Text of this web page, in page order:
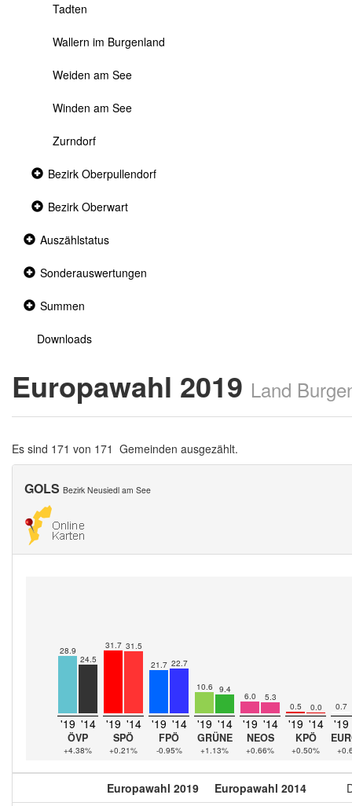
Tadten
Wallern im Burgenland
Weiden am See
Winden am See
Zurndorf
Collapsed
Bezirk Oberpullendorf
Collapsed
Bezirk Oberwart
Collapsed
Auszählstatus
Collapsed
Sonderauswertungen
Collapsed
Summen
Downloads
Europawahl 2019 Land
Es sind 171 von 171 Gemeinden ausgezählt.
GOLS Bezirk Neusiedl am See
28.9
24.5
'19 '14
ÖVP
+4.38%
31.7 31.5
'19 '14
SPÖ
+0.21%
21.7 22.7
'19 '14
FPÖ
-0.95%
10.6 9.4
'19 '14
GRÜNE
+1.13%
6.0 5.3
'19 '14
NEOS
+0.66%
0.5 0.0
'19 '14
KPÖ
+0.50%
0.7
'19
Europawahl 2019 Europawahl 2014